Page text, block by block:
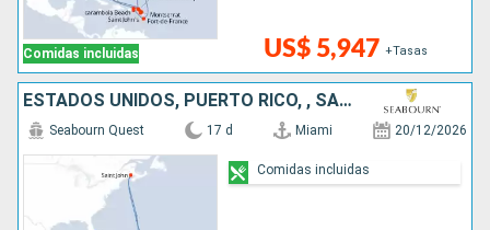
Comidas incluidas US$ 5,947 +Tasas
ESTADOS UNIDOS, PUERTO RICO, , SANTA LUCIA, CANADÁ, REINO UNIDO, ANTIGUA Y BARBUDA
Seabourn Quest 17 d Miami 20/12/2026
Comidas incluidas